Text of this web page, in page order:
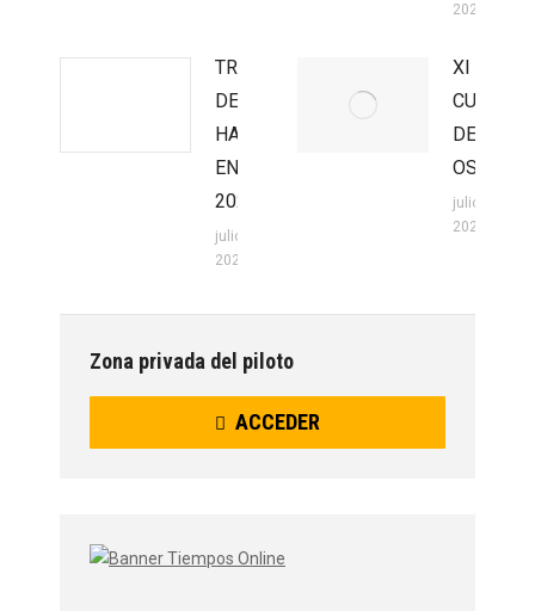
2026
TROFEO
DE
HARD
ENDURO
2026
julio 22,
2026
XI
CUEVA
DEL
OSO
julio 20,
2026
Zona privada del piloto
ACCEDER